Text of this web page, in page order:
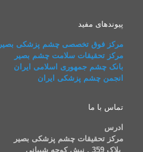
پیوندهای مفید
مرکز فوق تخصصی چشم پزشکی بصیر
مرکز تحقیقات سلامت چشم بصیر
بانک چشم جمهوری اسلامی ایران
انجمن چشم پزشکی ایران
تماس با ما
ادرس
مرکز تحقیقات چشم پزشکی بصیر
پلاک 359 , نبش کوچه شیبانی